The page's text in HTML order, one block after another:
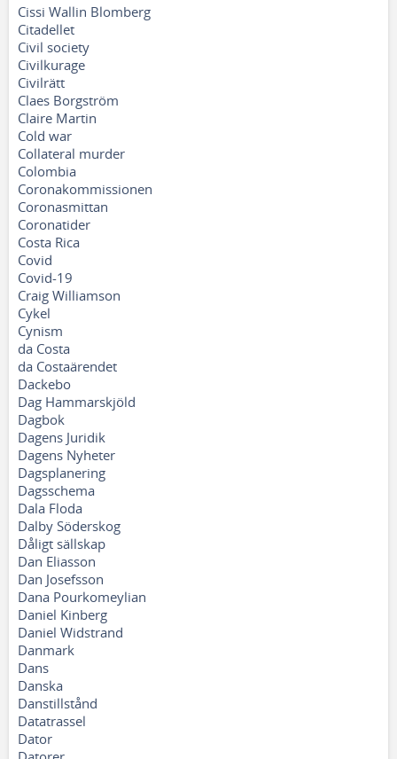
Cissi Wallin Blomberg
Citadellet
Civil society
Civilkurage
Civilrätt
Claes Borgström
Claire Martin
Cold war
Collateral murder
Colombia
Coronakommissionen
Coronasmittan
Coronatider
Costa Rica
Covid
Covid-19
Craig Williamson
Cykel
Cynism
da Costa
da Costaärendet
Dackebo
Dag Hammarskjöld
Dagbok
Dagens Juridik
Dagens Nyheter
Dagsplanering
Dagsschema
Dala Floda
Dalby Söderskog
Dåligt sällskap
Dan Eliasson
Dan Josefsson
Dana Pourkomeylian
Daniel Kinberg
Daniel Widstrand
Danmark
Dans
Danska
Danstillstånd
Datatrassel
Dator